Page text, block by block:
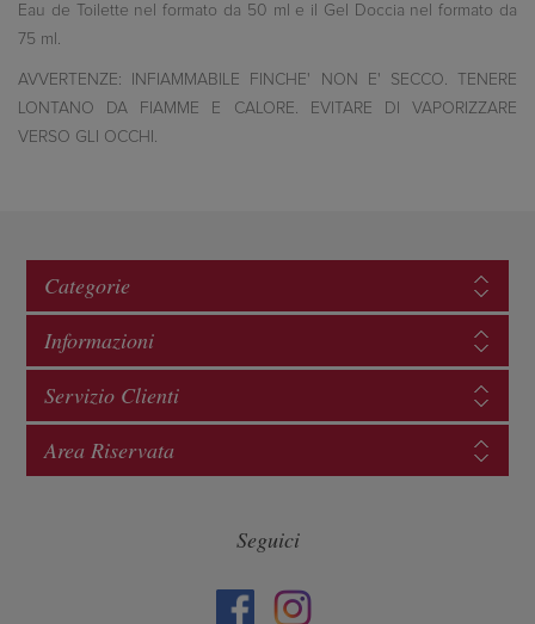
Eau de Toilette nel formato da 50 ml e il Gel Doccia nel formato da
75 ml.
AVVERTENZE: INFIAMMABILE FINCHE' NON E' SECCO. TENERE
LONTANO DA FIAMME E CALORE. EVITARE DI VAPORIZZARE
VERSO GLI OCCHI.
Categorie
Informazioni
Servizio Clienti
Area Riservata
Seguici